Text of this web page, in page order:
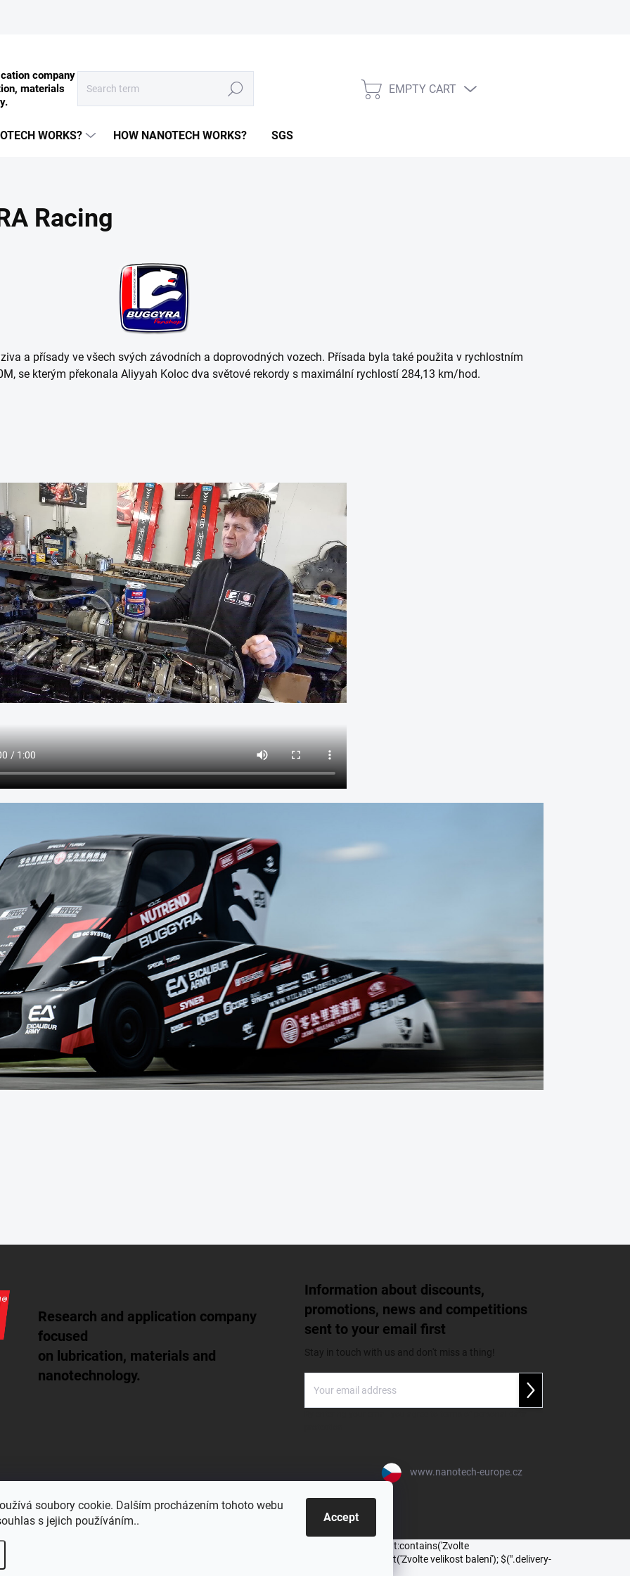
soubory cookie. Dalším procházením tohoto webu
s jejich používáním..
Accept
Search SHOPPING CART
EMPTY CART
WORKS? HOW NANOTECH WORKS? SGS
Racing
a přísady ve všech svých závodních a doprovodných vozech. Přísada byla také použita v rychlostním
se kterým překonala Aliyyah Koloc dva světové rekordy s maximální rychlostí 284,13 km/hod.
Research and application company
focused
on lubrication, materials and
nanotechnology.
Information about discounts,
promotions, news and competitions
sent to your email first
Stay in touch with us and don't miss a thing!
Přihlásit se
www.nanotech-europe.cz
Copyright 2026NANOTECH-EUROPE. All rights reserved.
$(document).ready(function() { $("span.parameter-dependent.default-variant:contains('Zvolte
variantu', 'Zvolte velikost balení')); }); $("select option[data-choose='true']").text('Zvolte velikost balení'); $(".delivery-
variantu')").text('Zvolte velikost balení'); });